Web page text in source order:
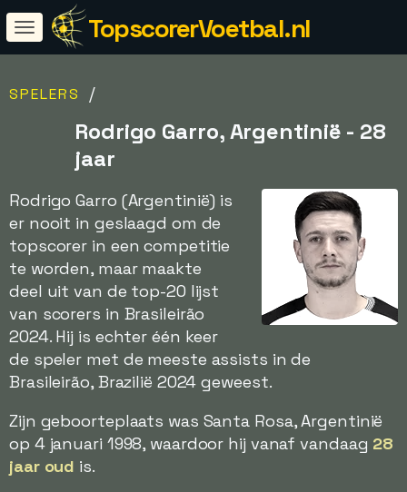
TopscorerVoetbal.nl
SPELERS /
Rodrigo Garro, Argentinië - 28
jaar
Rodrigo Garro (Argentinië) is
er nooit in geslaagd om de
topscorer in een competitie
te worden, maar maakte
deel uit van de top-20 lijst
van scorers in Brasileirão
2024. Hij is echter één keer
de speler met de meeste assists in de
Brasileirão, Brazilië 2024 geweest.
Zijn geboorteplaats was Santa Rosa, Argentinië
op 4 januari 1998, waardoor hij vanaf vandaag 28
jaar oud is.